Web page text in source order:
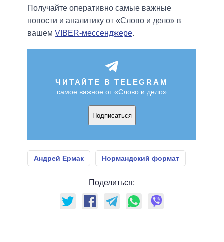
Получайте оперативно самые важные
новости и аналитику от «Слово и дело» в
вашем VIBER-мессенджере.
ЧИТАЙТЕ В TELEGRAM
самое важное от «Слово и дело»
Подписаться
Андрей Ермак Нормандский формат
Поделиться: